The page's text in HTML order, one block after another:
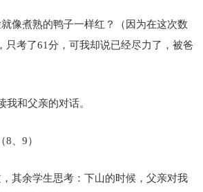
像煮熟的鸭子一样红？（因为在这次数
只考了61分，可我却说已经尽力了，被爸
我和父亲的对话。
8、9）
其余学生思考：下山的时候，父亲对我